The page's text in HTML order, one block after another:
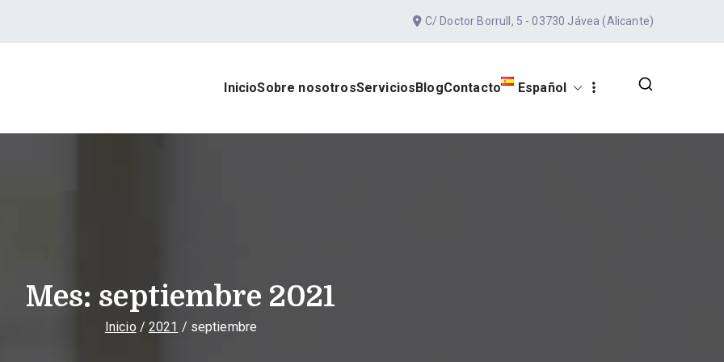
C/ Doctor Borrull, 5 - 03730 Jávea (Alicante)
InicioSobre nosotrosServiciosBlogContacto Español
Mes: septiembre 2021
Inicio 2021 septiembre